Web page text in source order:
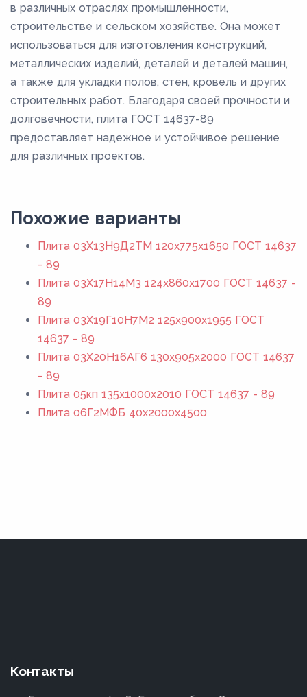
в различных отраслях промышленности,
строительстве и сельском хозяйстве. Она может
использоваться для изготовления конструкций,
металлических изделий, деталей и деталей машин,
а также для укладки полов, стен, кровель и других
строительных работ. Благодаря своей прочности и
долговечности, плита ГОСТ 14637-89
предоставляет надежное и устойчивое решение
для различных проектов.
Похожие варианты
Плита 03Х13Н9Д2ТМ 120x775x1650 ГОСТ 14637
- 89
Плита 03Х17Н14М3 124x860x1700 ГОСТ 14637 -
89
Плита 03Х19Г10Н7М2 125x900x1955 ГОСТ
14637 - 89
Плита 03Х20Н16АГ6 130x905x2000 ГОСТ 14637
- 89
Плита 05кп 135x1000x2010 ГОСТ 14637 - 89
Плита 06Г2МФБ 40x2000x4500
Контакты